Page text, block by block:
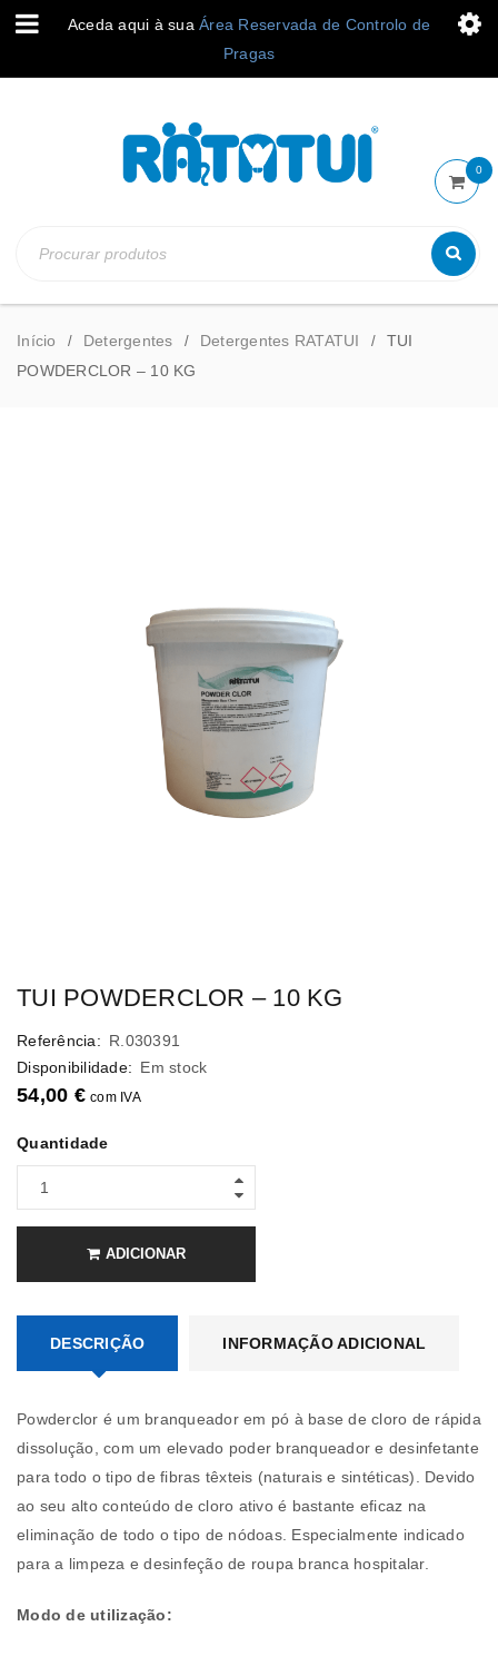
Aceda aqui à sua Área Reservada de Controlo de
Pragas
0
Início / Detergentes / Detergentes RATATUI /
TUI
POWDERCLOR – 10 KG
TUI POWDERCLOR – 10 KG
Referência: R.030391
Disponibilidade: Em stock
54,00 € com IVA
Quantidade
ADICIONAR
DESCRIÇÃO INFORMAÇÃO ADICIONAL
Powderclor é um branqueador em pó à base de cloro de rápida
dissolução, com um elevado poder branqueador e desinfetante
para todo o tipo de fibras têxteis (naturais e sintéticas). Devido
ao seu alto conteúdo de cloro ativo é bastante eficaz na
eliminação de todo o tipo de nódoas. Especialmente indicado
para a limpeza e desinfeção de roupa branca hospitalar.
Modo de utilização: